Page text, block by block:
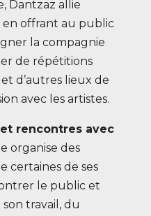
Dantzaz allie
en offrant au public
la compagnie
de répétitions
d’autres lieux de
avec les artistes.
rencontres avec
organise des
certaines de ses
le public et
travail, du